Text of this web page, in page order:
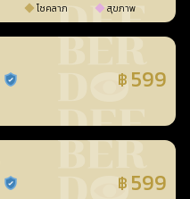
โชคลาภ สุขภาพ
ร้านยืนยันแล้ว ฿ 599
ร้านยืนยันแล้ว ฿ 599